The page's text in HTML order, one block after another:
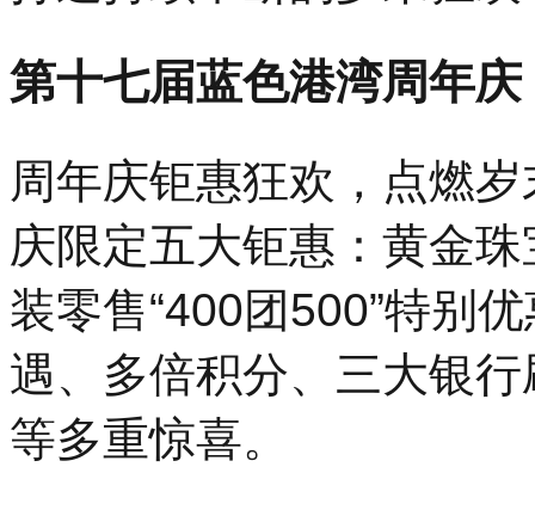
第十七届蓝色港湾周年
周年庆钜惠狂欢，点燃
庆限定五大钜惠：黄金
装零售“400团500”特别
遇、多倍积分、三大银
等多重惊喜。